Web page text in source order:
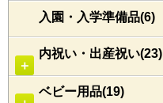
入園・入学準備品(6)
＋
内祝い・出産祝い(23)
ベビー用品(19)